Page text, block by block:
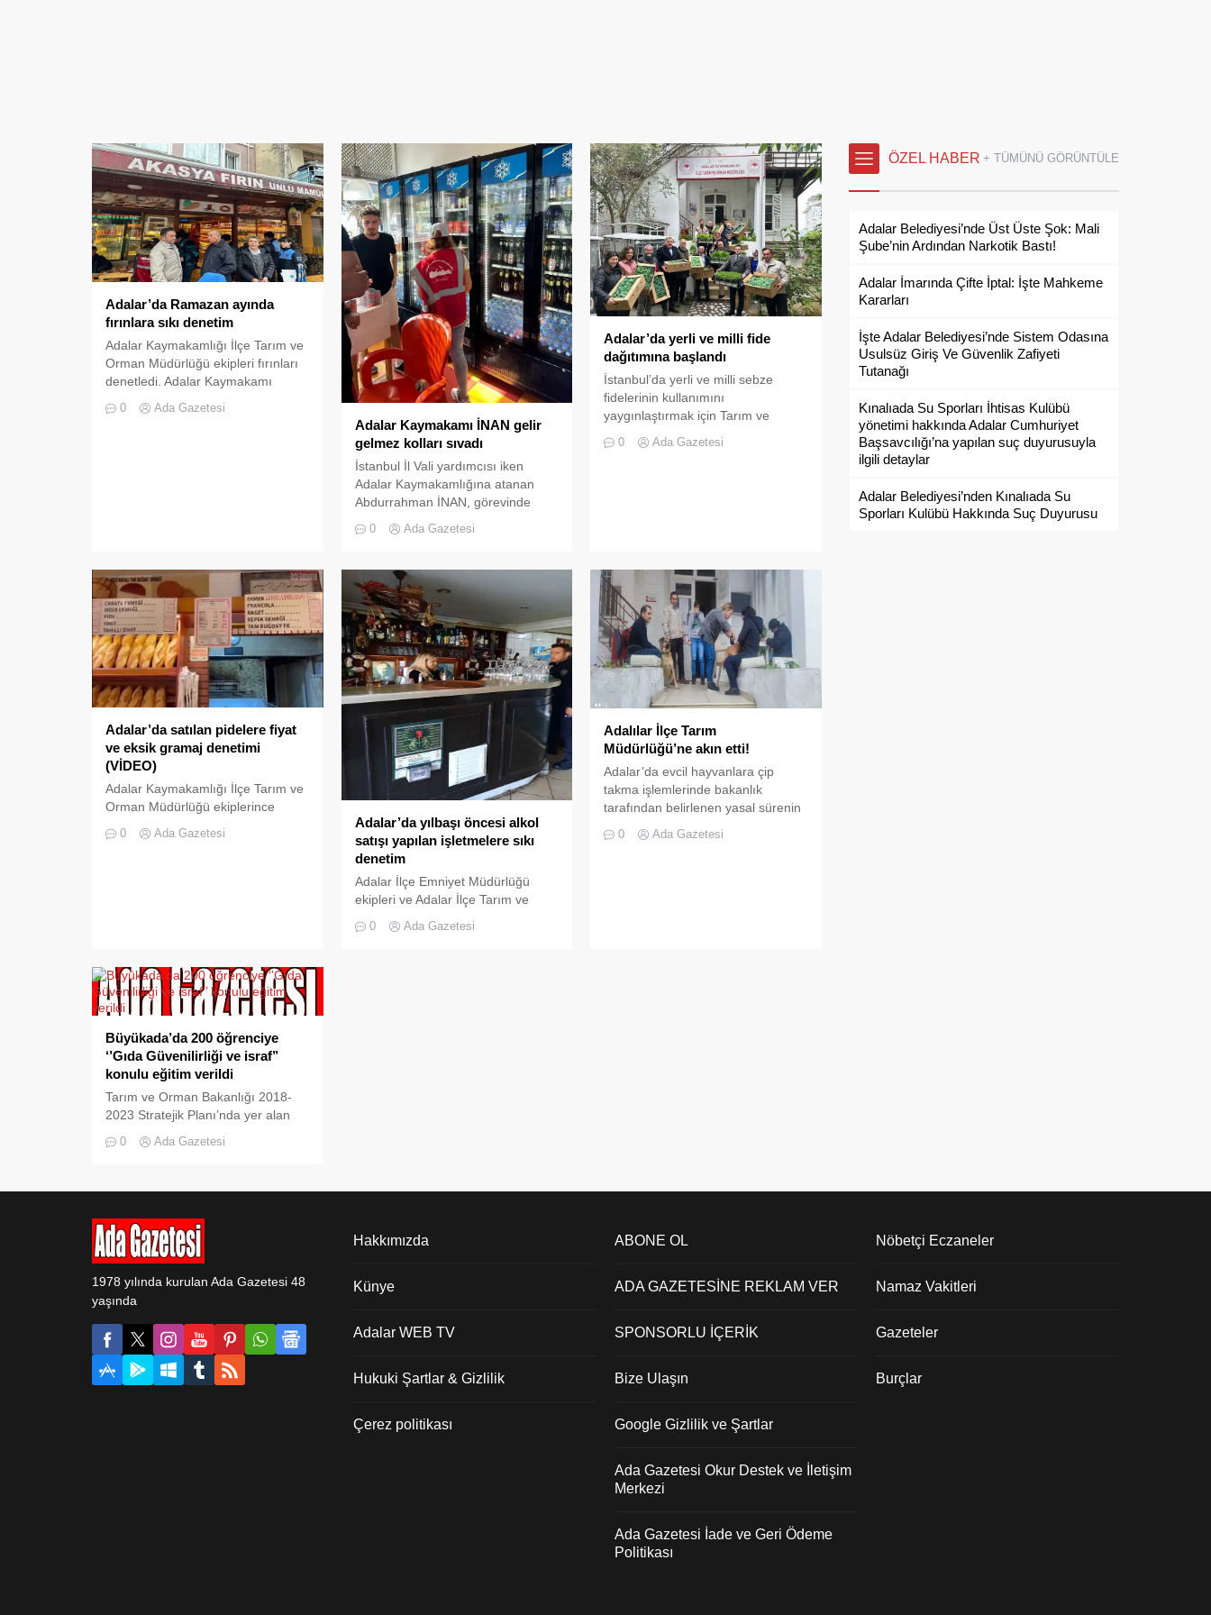
Adalar’da Ramazan ayında
fırınlara sıkı denetim
Adalar Kaymakamlığı İlçe Tarım ve
Orman Müdürlüğü ekipleri fırınları
denetledi. Adalar Kaymakamı
Tarım ve Orman Müdürü Dr.
0 Ada Gazetesi
Adalar Kaymakamı İNAN gelir
gelmez kolları sıvadı
İstanbul İl Vali yardımcısı iken
Adalar Kaymakamlığına atanan
Abdurrahman İNAN, görevinde
mutlu bir yaşam sürmesi, güvenilir
sıvayarak çalışmalar başladı. İlçe
Tarım ve Orman Müdürlüğü Gıda
Kontrol ekipleri tarafından; 5996
Sayılı Veteriner Hizmetleri, Bitki
Sağlığı, Gıda ve Yem Kanunu
kapsamında ilçede faaliyet
gösteren...
0 Ada Gazetesi
Adalar’da yerli ve milli fide
dağıtımına başlandı
İstanbul’da yerli ve milli sebze
fidelerinin kullanımını
yaygınlaştırmak için Tarım ve
Orman Bakanlığı Bitkisel Üretim
Genel Müdürlüğü tarafından
784 bin fide dağıtılacak olan proje...
0 Ada Gazetesi
Adalar’da satılan pidelere fiyat
ve eksik gramaj denetimi
(VİDEO)
Adalar Kaymakamlığı İlçe Tarım ve
Orman Müdürlüğü ekiplerince
denetimi İlçe Belediyesi Zabıta
ve fiyatlara uymayan bazı işyerleri
hakkında idari ceza kesildi.
Fırınların üretim, depo ve...
0 Ada Gazetesi
Adalar’da yılbaşı öncesi alkol
satışı yapılan işletmelere sıkı
denetim
Adalar İlçe Emniyet Müdürlüğü
ekipleri ve Adalar İlçe Tarım ve
Orman Müdürülüğü ekipleri yılbaşı
öncesi alkol satışı yapan
0 Ada Gazetesi
Adalılar İlçe Tarım
Müdürlüğü’ne akın etti!
Adalar’da evcil hayvanlara çip
takma işlemlerinde bakanlık
tarafından belirlenen yasal sürenin
yaşanıyor. Adalılar sabahın erken
0 Ada Gazetesi
Büyükada’da 200 öğrenciye
‘’Gıda Güvenilirliği ve israf’’
konulu eğitim verildi
Tarım ve Orman Bakanlığı 2018-
2023 Stratejik Planı’nda yer alan
“Okullarda gıda güvenilirliğine
yönelik uygulamaları geliştirmek”
Şehit Murat Yüksel İlkokulunda 200
öğrenciye ‘’Gıda Güvenilirliği ve
israf’’ konulu eğitim verildi. Eğitimde
güvenilir gıda nedir, hijyen nedir,
gıda hijyeni nedir, kişisel...
0 Ada Gazetesi
ÖZEL HABER + TÜMÜNÜ GÖRÜNTÜLE
Adalar Belediyesi’nde Üst Üste Şok: Mali
Şube’nin Ardından Narkotik Bastı!
Adalar İmarında Çifte İptal: İşte Mahkeme
Kararları
İşte Adalar Belediyesi’nde Sistem Odasına
Usulsüz Giriş Ve Güvenlik Zafiyeti
Tutanağı
Kınalıada Su Sporları İhtisas Kulübü
yönetimi hakkında Adalar Cumhuriyet
Başsavcılığı’na yapılan suç duyurusuyla
ilgili detaylar
Adalar Belediyesi’nden Kınalıada Su
Sporları Kulübü Hakkında Suç Duyurusu
1978 yılında kurulan Ada Gazetesi 48
yaşında
Hakkımızda
Künye
Adalar WEB TV
Hukuki Şartlar & Gizlilik
Çerez politikası
ABONE OL
ADA GAZETESİNE REKLAM VER
SPONSORLU İÇERİK
Bize Ulaşın
Google Gizlilik ve Şartlar
Ada Gazetesi Okur Destek ve İletişim
Merkezi
Ada Gazetesi İade ve Geri Ödeme
Politikası
Nöbetçi Eczaneler
Namaz Vakitleri
Gazeteler
Burçlar